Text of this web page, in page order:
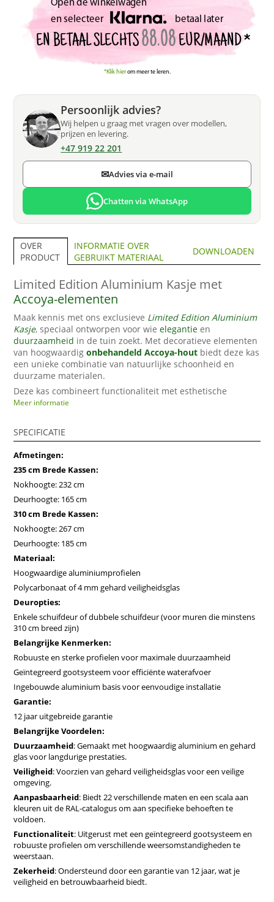
Open de winkelwagen
en selecteer betaal later
EN BETAAL SLECHTS88.08EUR/MAAND *
*Klik hierom meer te leren.
Persoonlijk advies?
Wij helpen u graag met vragen over modellen,
prijzen en levering.
+47 919 22 201
✉Advies via e-mail
Chatten via WhatsApp
OVER
PRODUCT
INFORMATIE OVER
GEBRUIKT MATERIAAL
DOWNLOADEN
Limited Edition Aluminium Kasje met
Accoya-elementen
Maak kennis met ons exclusieve Limited Edition Aluminium
Kasje, speciaal ontworpen voor wieelegantie en
duurzaamheid in de tuin zoekt. Met decoratieve elementen
van hoogwaardigonbehandeld Accoya-hout biedt deze kas
een unieke combinatie van natuurlijke schoonheid en
duurzame materialen.
Deze kas combineert functionaliteit met esthetische
aantrekkingskracht, waardoor het een verfijnde toevoeging
en in de loop der tijd aan karakter wint.
uw exclusieve kas veilig te stellen!
Accoya®-houtkenmerkt zich door bijzondere
duurzaamheid en bestendigheid tegen weersinvloeden.
Het wordt gemaakt van Radiata-pine en ondergaat een
gepatenteerde, niet-giftige behandeling die het hout tot in
de kern modificeert. Deze behandeling maakt Accoya® tot
een van de meest duurzame houtsoorten ter wereld. De
gegarandeerde levensduur van dergelijke houtelementen is
minimaal 50 jaar en het betreft FSC-gecertificeerd hout van
duurzame herkomst.
Waarom kiezen voor onze kas?
Robuuste constructie
: Gemaakt met hoogwaardige
aluminiumprofielen
polycarbonaatofgehard veiligheidsglasom lang­
durigeduurzaamheid
bijTechnologieën.
Aanpasbare opties: Verkrijgbaar in 22 verschillende
maten en kan in elke gewenste kleur uit de
geleverd worden, zodat je je kas precies naar wens
kunt aanpassen.
Optimale klimaatbeheersing
dakramen
voor nauwkeurige regeling van
temperatuur
gezonde plantengroei.
Eenvoudig te installeren: Onze ingenieurs hebben
elk onderdeel ontworpen voor eenvoudige montage,
zodat je snel kunt genieten van je nieuwe kas. Lees
meer bij
Concurrerende prijs: Als fabrikant bieden wij de
beste prijzen op de markt direct aan de klant zonder
tussenpersonen, wat de hoogste kwaliteit garandeert
tegen onverslaanbare prijzen. Lees meer over onze
Bestuursbeleid.
Klantbeoordelingen
"Ik ben echt dol op mijn nieuwe kas van
Meer informatie
SPECIFICATIE
Afmetingen:
235 cm Brede Kassen:
Nokhoogte: 232 cm
Deurhoogte: 165 cm
310 cm Brede Kassen:
Nokhoogte: 267 cm
Deurhoogte: 185 cm
Materiaal:
Hoogwaardige aluminiumprofielen
Polycarbonaat of 4 mm gehard veiligheidsglas
Deuropties:
Enkele schuifdeur of dubbele schuifdeur (voor muren die minstens
310 cm breed zijn)
Belangrijke Kenmerken:
Robuuste en sterke profielen voor maximale duurzaamheid
Geïntegreerd gootsysteem voor efficiënte waterafvoer
Ingebouwde aluminium basis voor eenvoudige installatie
Garantie:
12 jaar uitgebreide garantie
Belangrijke Voordelen:
Duurzaamheid: Gemaakt met hoogwaardig aluminium en gehard
glas voor langdurige prestaties.
Veiligheid: Voorzien van gehard veiligheidsglas voor een veilige
omgeving.
Aanpasbaarheid: Biedt 22 verschillende maten en een scala aan
kleuren uit de RAL-catalogus om aan specifieke behoeften te
voldoen.
Functionaliteit: Uitgerust met een geïntegreerd gootsysteem en
robuuste profielen om verschillende weersomstandigheden te
weerstaan.
Zekerheid: Ondersteund door een garantie van 12 jaar, wat je
veiligheid en betrouwbaarheid biedt.